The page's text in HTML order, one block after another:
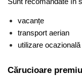
Sunt recomandate în
vacanțe
transport aerian
utilizare ocazională
Cărucioare